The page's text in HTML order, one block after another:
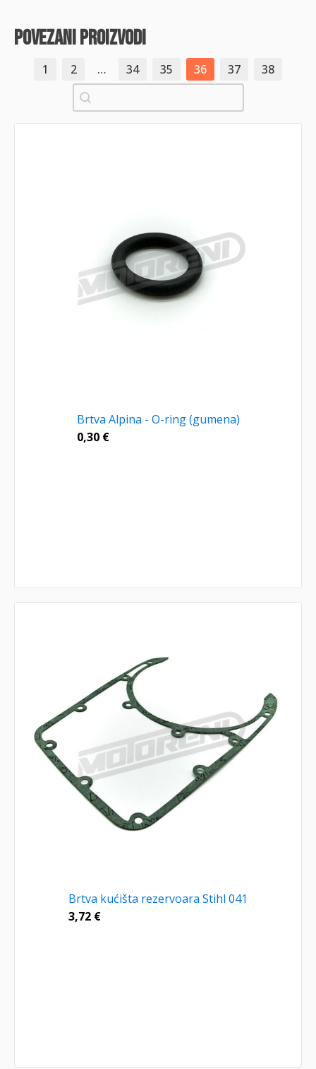
povezani proizvodi
1 2 … 34 35 36 37
38
Pretraži
Brtva Alpina - O-ring (gumena)
0,30 €
Brtva kućišta rezervoara Stihl 041
3,72 €